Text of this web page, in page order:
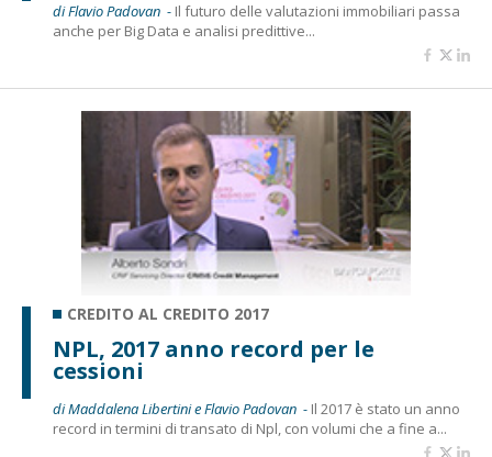
di Flavio Padovan - Il futuro delle valutazioni immobiliari passa
anche per Big Data e analisi predittive...
CREDITO AL CREDITO 2017
NPL, 2017 anno record per le
cessioni
di Maddalena Libertini e Flavio Padovan - Il 2017 è stato un anno
record in termini di transato di Npl, con volumi che a fine a...